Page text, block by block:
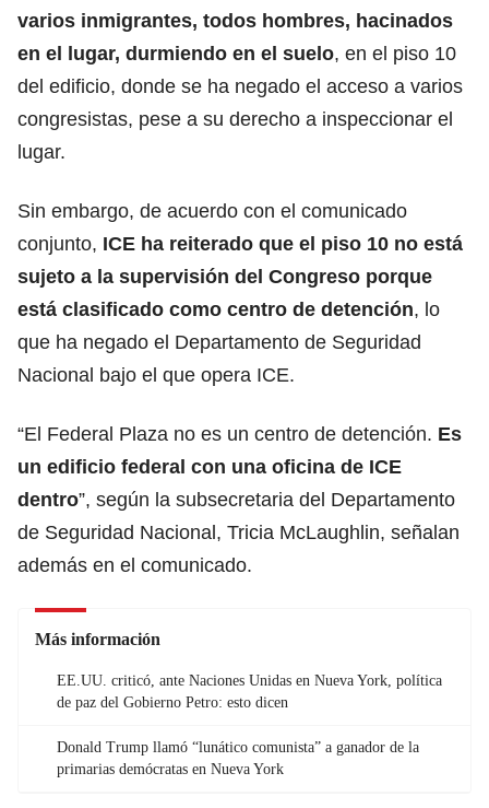
varios inmigrantes, todos hombres, hacinados
en el lugar, durmiendo en el suelo, en el piso 10
del edificio, donde se ha negado el acceso a varios
congresistas, pese a su derecho a inspeccionar el
lugar.
Sin embargo, de acuerdo con el comunicado
conjunto, ICE ha reiterado que el piso 10 no está
sujeto a la supervisión del Congreso porque
está clasificado como centro de detención, lo
que ha negado el Departamento de Seguridad
Nacional bajo el que opera ICE.
“El Federal Plaza no es un centro de detención. Es
un edificio federal con una oficina de ICE
dentro”, según la subsecretaria del Departamento
de Seguridad Nacional, Tricia McLaughlin, señalan
además en el comunicado.
Más información
EE.UU. criticó, ante Naciones Unidas en Nueva York, política
de paz del Gobierno Petro: esto dicen
Donald Trump llamó “lunático comunista” a ganador de la
primarias demócratas en Nueva York